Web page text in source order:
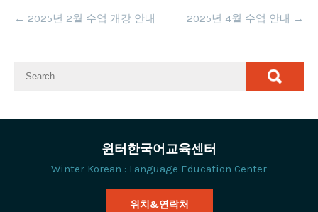
navigation
← 2025년 2월 수업 개강 안내 2025년 4월 수업 안내 →
윈터한국어교육센터
Winter Korean : Language Education Center
위치&연락처